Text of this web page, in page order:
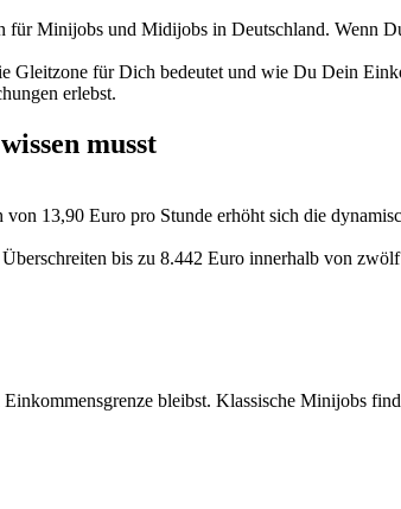
für Minijobs und Midijobs in Deutschland. Wenn
für Dich bedeutet und wie Du Dein
erlebst.
musst
13,90 Euro pro Stunde erhöht sich die
bis zu 8.442 Euro innerhalb von
bleibst. Klassische Minijobs